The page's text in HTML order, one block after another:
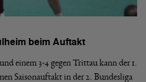
beim Auftakt
einem 3-4 gegen Trittau kann der 1.
Saisonauftakt in der 2. Bundesliga